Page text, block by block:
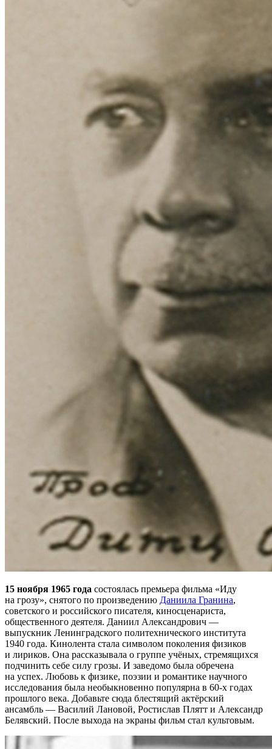
15 ноября 1965 года состоялась премьера фильма «Иду
на грозу», снятого по произведению Даниила Гранина,
советского и российского писателя, киносценариста,
общественного деятеля. Даниил Александрович —
выпускник Ленинградского политехнического института
1940 года. Кинолента стала символом поколения физиков
и лириков. Она рассказывала о группе учёных, стремящихся
подчинить себе силу грозы. И заведомо была обречена
на успех. Любовь к физике, поэзии и романтике научного
исследования была необыкновенно популярна в 60-х годах
прошлого века. Добавьте сюда блестящий актёрский
ансамбль — Василий Лановой, Ростислав Плятт и Александр
Белявский. После выхода на экраны фильм стал культовым.